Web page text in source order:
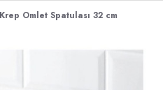
Omlet Spatulası 32 cm